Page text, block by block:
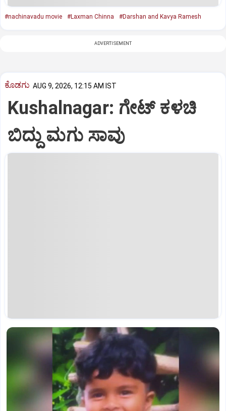
#nachinavadu movie #Laxman Chinna #Darshan and Kavya Ramesh
ADVERTISEMENT
ಕೊಡಗು AUG 9, 2026, 12:15 AM IST
Kushalnagar: ಗೇಟ್ ಕಳಚಿ
ಬಿದ್ದು ಮಗು ಸಾವು